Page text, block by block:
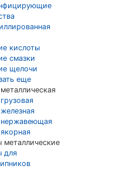
кислоты
смазки
щелочи
еще
для